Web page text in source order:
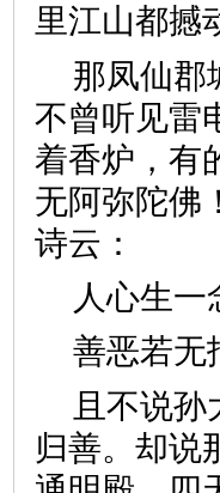
里江山都
那凤仙郡
不曾听见雷
着香炉，有
无阿弥陀佛
诗云：
人心生
善恶若
且不说
归善。却说